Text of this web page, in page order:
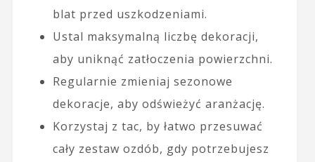
blat przed uszkodzeniami.
Ustal maksymalną liczbę dekoracji,
aby uniknąć zatłoczenia powierzchni.
Regularnie zmieniaj sezonowe
dekoracje, aby odświeżyć aranżację.
Korzystaj z tac, by łatwo przesuwać
cały zestaw ozdób, gdy potrzebujesz